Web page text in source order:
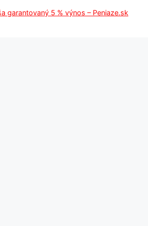
garantovaný 5 % výnos – Peniaze.sk